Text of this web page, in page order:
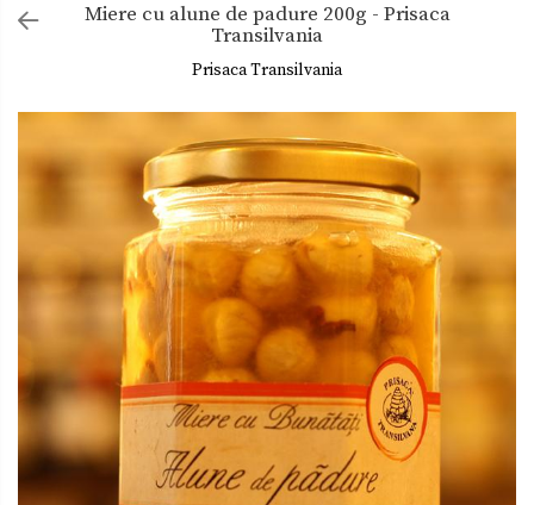
Dulciuri de casa
Otet
Paste
Uleiuri
Miere cu alune de padure 200g - Prisaca
Transilvania
Prisaca Transilvania